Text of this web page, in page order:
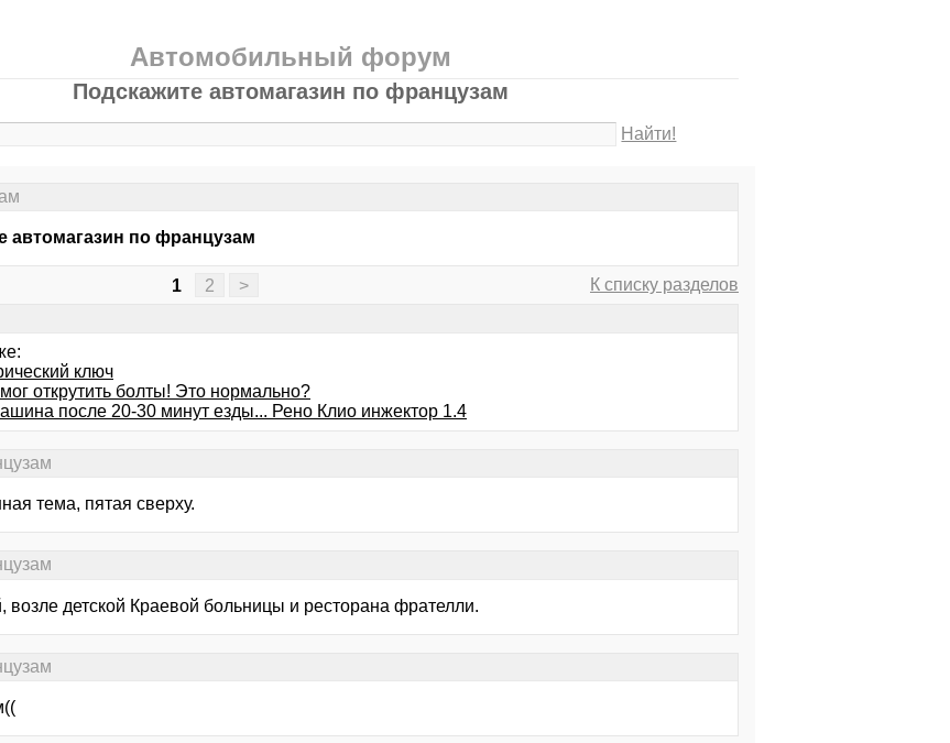
Автомобильный форум
Подскажите автомагазин по французам
Найти!
автомагазин по французам
1 2 >
К списку разделов
ключ
открутить болты! Это нормально?
после 20-30 минут езды... Рено Клио инжектор 1.4
тема, пятая сверху.
возле детской Краевой больницы и ресторана фрателли.